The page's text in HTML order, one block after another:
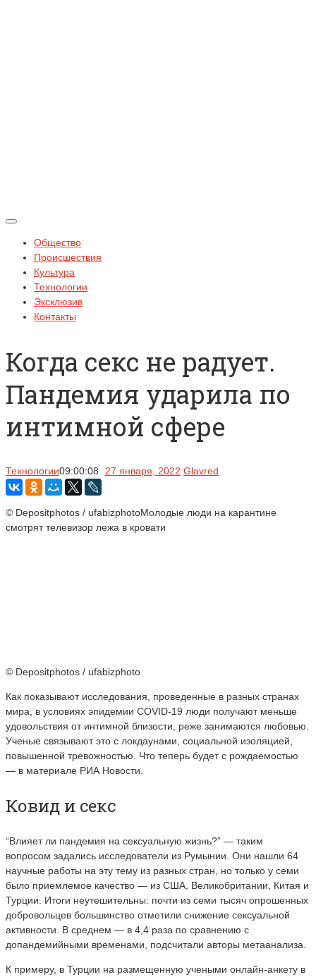
Общество
Происшествия
Культура
Технологии
Эксклюзив
Контакты
Когда секс не радует.
Пандемия ударила по
интимной сфере
Технологии09:00:08 27 января, 2022 Glavred
© Depositphotos / ufabizphotoМолодые люди на карантине
смотрят телевизор лежа в кровати
© Depositphotos / ufabizphoto
Как показывают исследования, проведенные в разных странах
мира, в условиях эпидемии COVID-19 люди получают меньше
удовольствия от интимной близости, реже занимаются любовью.
Ученые связывают это с локдаунами, социальной изоляцией,
повышенной тревожностью. Что теперь будет с рождаемостью
— в материале РИА Новости.
Ковид и секс
“Влияет ли пандемия на сексуальную жизнь?” — таким
вопросом задались исследователи из Румынии. Они нашли 64
научные работы на эту тему из разных стран, но только у семи
было приемлемое качество — из США, Великобритании, Китая и
Турции. Итоги неутешительны: почти из семи тысяч опрошенных
добровольцев большинство отметили снижение сексуальной
активности. В среднем — в 4,4 раза по сравнению с
допандемийными временами, подсчитали авторы метаанализа.
К примеру, в Турции на размещенную учеными онлайн-анкету в